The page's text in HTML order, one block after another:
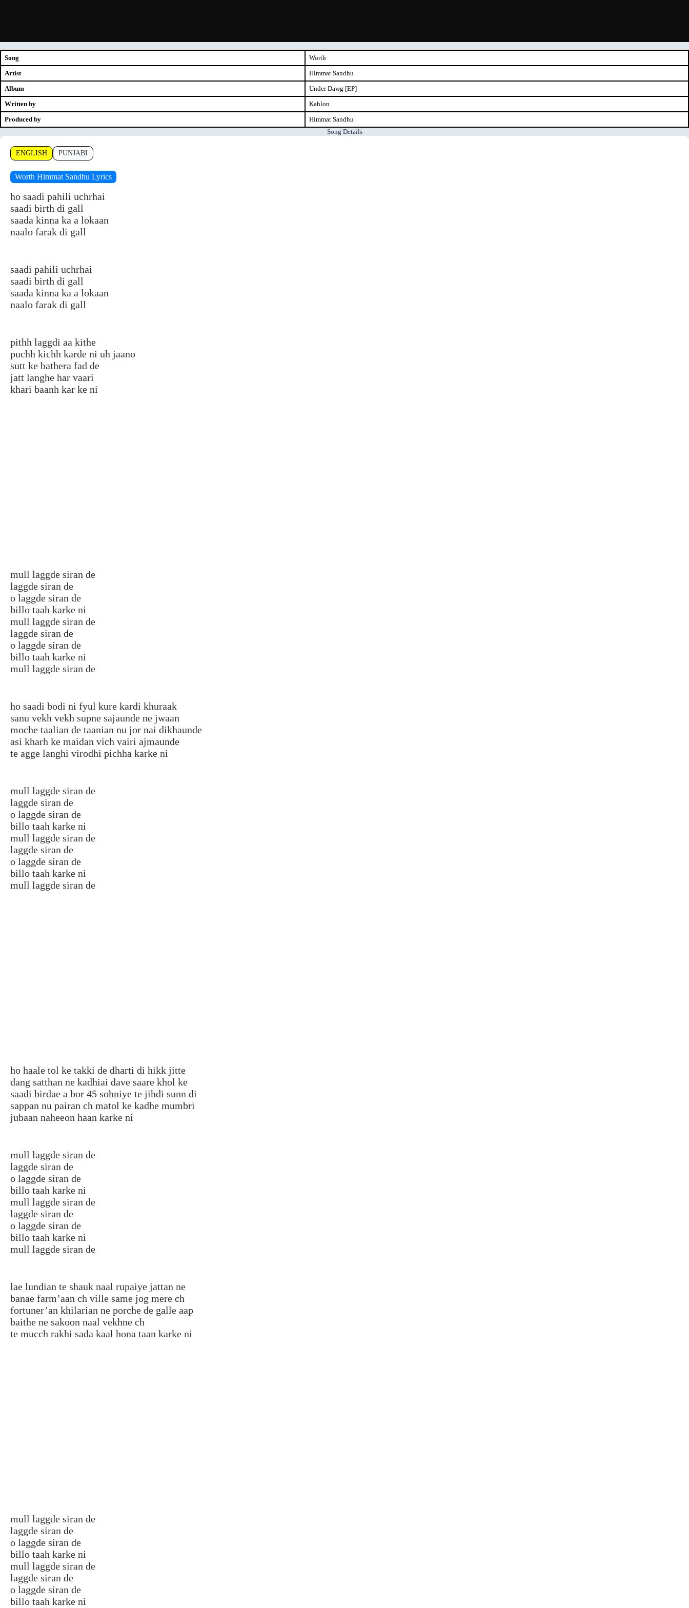
Song
Worth
Artist
Himmat Sandhu
Album
Under Dawg [EP]
Written by
Kahlon
Produced by
Himmat Sandhu
Song Details
ENGLISH PUNJABI
Worth Himmat Sandhu Lyrics
ho saadi pahili uchrhai
saadi birth di gall
saada kinna ka a lokaan
naalo farak di gall
saadi pahili uchrhai
saadi birth di gall
saada kinna ka a lokaan
naalo farak di gall
pithh laggdi aa kithe
puchh kichh karde ni uh jaano
sutt ke bathera fad de
jatt langhe har vaari
khari baanh kar ke ni
mull laggde siran de
laggde siran de
o laggde siran de
billo taah karke ni
mull laggde siran de
laggde siran de
o laggde siran de
billo taah karke ni
mull laggde siran de
ho saadi bodi ni fyul kure kardi khuraak
sanu vekh vekh supne sajaunde ne jwaan
moche taalian de taanian nu jor nai dikhaunde
asi kharh ke maidan vich vairi ajmaunde
te agge langhi virodhi pichha karke ni
mull laggde siran de
laggde siran de
o laggde siran de
billo taah karke ni
mull laggde siran de
laggde siran de
o laggde siran de
billo taah karke ni
mull laggde siran de
ho haale tol ke takki de dharti di hikk jitte
dang satthan ne kadhiai dave saare khol ke
saadi birdae a bor 45 sohniye te jihdi sunn di
sappan nu pairan ch matol ke kadhe mumbri
jubaan naheeon haan karke ni
mull laggde siran de
laggde siran de
o laggde siran de
billo taah karke ni
mull laggde siran de
laggde siran de
o laggde siran de
billo taah karke ni
mull laggde siran de
lae lundian te shauk naal rupaiye jattan ne
banae farm’aan ch ville same jog mere ch
fortuner’an khilarian ne porche de galle aap
baithe ne sakoon naal vekhne ch
te mucch rakhi sada kaal hona taan karke ni
mull laggde siran de
laggde siran de
o laggde siran de
billo taah karke ni
mull laggde siran de
laggde siran de
o laggde siran de
billo taah karke ni